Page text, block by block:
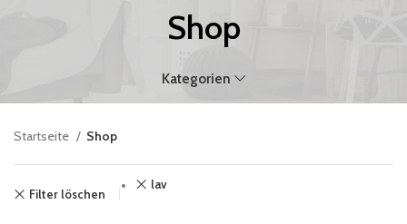
Shop
Kategorien
Startseite Shop
Filter löschen
lav